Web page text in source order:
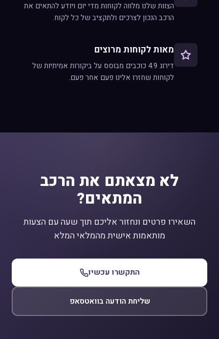
הצוות שלנו מלווה לקוחות מדי יום ויודע להתאים את
הרכב הנכון לצרכים ולתקציב של כל לקוח.
מאות לקוחות מרוצים
דירוג 4.9 כוכבים מבוסס על ביקורות אמיתיות של
לקוחות שחזרו אלינו פעם אחר פעם.
לא מצאתם את הרכב
המתאים?
השאירו פרטים ונחזור אליכם תוך שעה עם הצעות
מותאמות אישית מהמלאי המלא
התקשרו עכשיו
שליחת הודעה בוואטסאפ